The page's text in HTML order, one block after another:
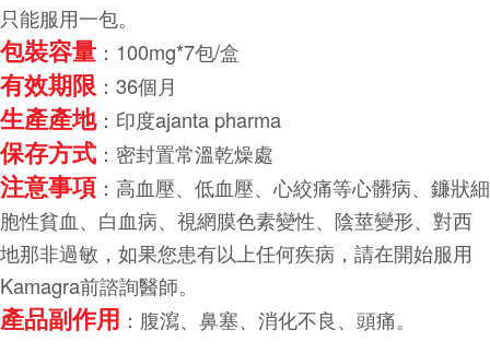
只能服用一包。
包裝容量 ：100mg*7包/盒
有效期限 ：36個月
生產產地：印度ajanta pharma
保存方式 ：密封置常溫乾燥處
注意事項 ：高血壓、低血壓、心絞痛等心髒病、鐮狀細
胞性貧血、白血病、視網膜色素變性、陰莖變形、對西
地那非過敏，如果您患有以上任何疾病，請在開始服用
Kamagra前諮詢醫師。
產品副作用 ：腹瀉、鼻塞、消化不良、頭痛。